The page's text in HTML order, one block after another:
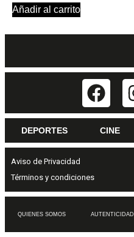
Añadir al carrito
DEPORTES CINE
Aviso de Privacidad
Términos y condiciones
QUIENES SOMOS AUTENTICIDAD